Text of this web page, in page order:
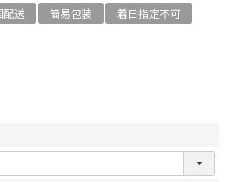
配送 簡易包装
着日指定不可